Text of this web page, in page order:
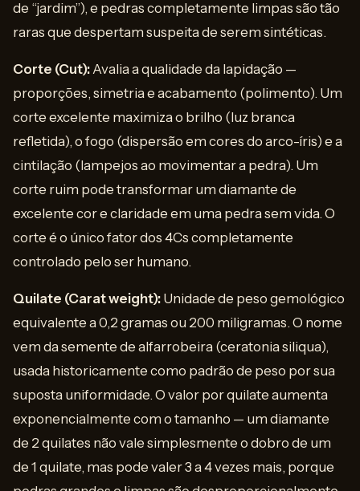
de “jardim”), e pedras completamente limpas são tão
raras que despertam suspeita de serem sintéticas.
Corte (Cut):Avalia a qualidade da lapidação —
proporções, simetria e acabamento (polimento). Um
corte excelente maximiza o brilho (luz branca
refletida), o fogo (dispersão em cores do arco-íris) e a
cintilação (lampejos ao movimentar a pedra). Um
corte ruim pode transformar um diamante de
excelente cor e claridade em uma pedra sem vida. O
corte é o único fator dos 4Cs completamente
controlado pelo ser humano.
Quilate (Carat weight): Unidade de peso gemológico
equivalente a 0,2 gramas ou 200 miligramas. O nome
vem da semente de alfarrobeira (ceratonia siliqua),
usada historicamente como padrão de peso por sua
suposta uniformidade. O valor por quilate aumenta
exponencialmente com o tamanho — um diamante
de 2 quilates não vale simplesmente o dobro de um
de 1 quilate, mas pode valer 3 a 4 vezes mais, porque